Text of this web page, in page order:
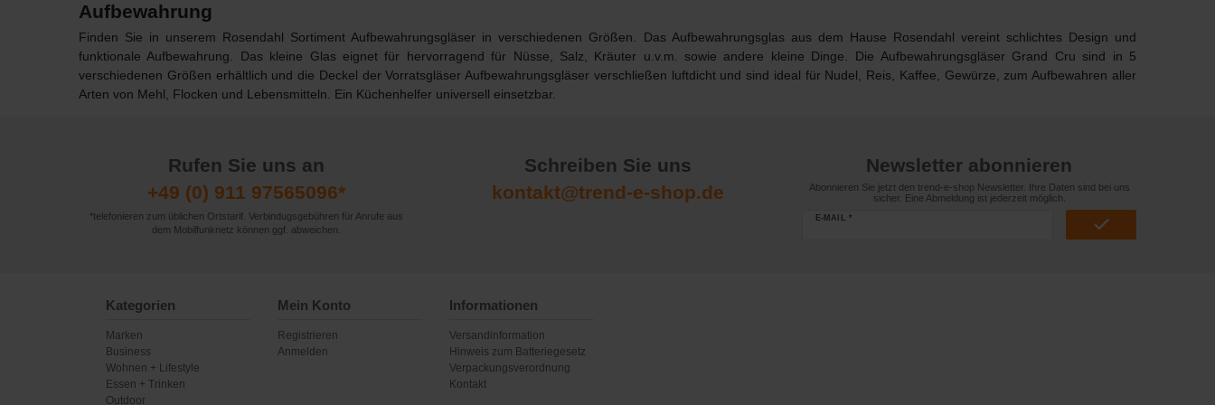
Aufbewahrung
Finden Sie in unserem Rosendahl Sortiment Aufbewahrungsgläser in verschiedenen Größen. Das Aufbewahrungsglas aus dem Hause Rosendahl vereint schlichtes Design und
funktionale Aufbewahrung. Das kleine Glas eignet für hervorragend für Nüsse, Salz, Kräuter u.v.m. sowie andere kleine Dinge. Die Aufbewahrungsgläser Grand Cru sind in 5
verschiedenen Größen erhältlich und die Deckel der Vorratsgläser Aufbewahrungsgläser verschließen luftdicht und sind ideal für Nudel, Reis, Kaffee, Gewürze, zum Aufbewahren aller
Arten von Mehl, Flocken und Lebensmitteln. Ein Küchenhelfer universell einsetzbar.
Rufen Sie uns an
+49 (0) 911 97565096*
*telefonieren zum üblichen Ortstarif. Verbindugsgebühren für Anrufe aus
dem Mobilfunknetz können ggf. abweichen.
Schreiben Sie uns
kontakt@trend-e-shop.de
Newsletter abonnieren
Abonnieren Sie jetzt den trend-e-shop Newsletter. Ihre Daten sind bei uns
sicher. Eine Abmeldung ist jederzeit möglich.
E-MAIL *
Kategorien
Marken
Business
Wohnen + Lifestyle
Essen + Trinken
Outdoor
Mein Konto
Registrieren
Anmelden
Informationen
Versandinformation
Hinweis zum Batteriegesetz
Verpackungsverordnung
Kontakt